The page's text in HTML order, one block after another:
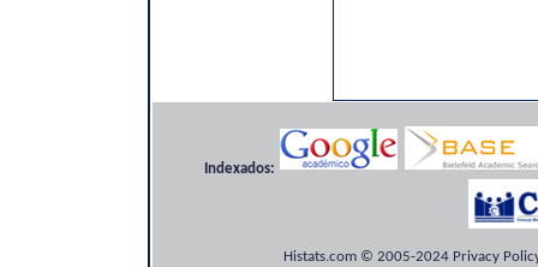
Indexados:
Histats.com © 2005-2024 Privacy